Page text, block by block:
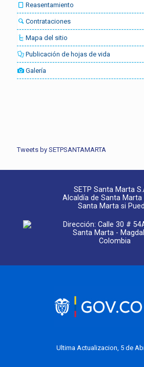
Reasentamiento
Contrataciones
Mapa del sitio
Publicación de hojas de vida
Galería
Tweets by SETPSANTAMARTA
SETP Santa Marta
Alcaldía de Santa Marta
Santa Marta si
Dirección: Calle 30 #
Santa Marta -
Colombia
Ultima Actualizacion, 5 de